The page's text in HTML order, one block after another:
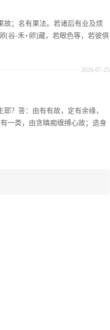
故；名有果法。若诸后有业及烦
[谷-禾+卵]藏，若眼色等，若彼俱
2026-07-25
？答：由有有故，定有余缘，
一类，由贪瞋痴缠缚心故；造身